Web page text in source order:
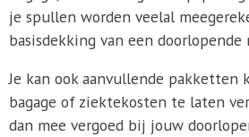
je spullen worden veelal
basisdekking van een doorlopende
Je kan ook aanvullende pakketten
bagage of ziektekosten te laten
dan mee vergoed bij jouw